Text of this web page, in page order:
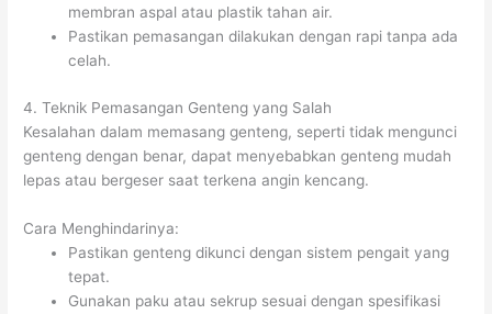
membran aspal atau plastik tahan air.
Pastikan pemasangan dilakukan dengan rapi tanpa ada
celah.
4. Teknik Pemasangan Genteng yang Salah
Kesalahan dalam memasang genteng, seperti tidak mengunci
genteng dengan benar, dapat menyebabkan genteng mudah
lepas atau bergeser saat terkena angin kencang.
Cara Menghindarinya:
Pastikan genteng dikunci dengan sistem pengait yang
tepat.
Gunakan paku atau sekrup sesuai dengan spesifikasi